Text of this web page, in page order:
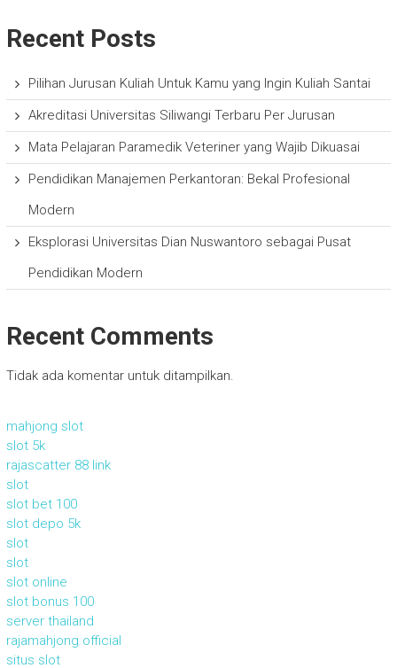
Recent Posts
Pilihan Jurusan Kuliah Untuk Kamu yang Ingin Kuliah Santai
Akreditasi Universitas Siliwangi Terbaru Per Jurusan
Mata Pelajaran Paramedik Veteriner yang Wajib Dikuasai
Pendidikan Manajemen Perkantoran: Bekal Profesional
Modern
Eksplorasi Universitas Dian Nuswantoro sebagai Pusat
Pendidikan Modern
Recent Comments
Tidak ada komentar untuk ditampilkan.
mahjong slot
slot 5k
rajascatter 88 link
slot
slot bet 100
slot depo 5k
slot
slot
slot online
slot bonus 100
server thailand
rajamahjong official
situs slot